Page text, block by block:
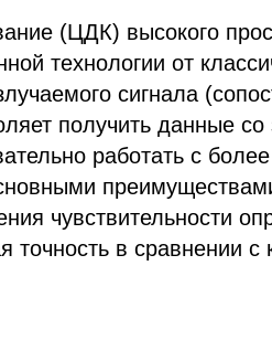
(ЦДК) высокого
технологии от
сигнала
получить данные со
работать с
чувствительности
в сравнении с